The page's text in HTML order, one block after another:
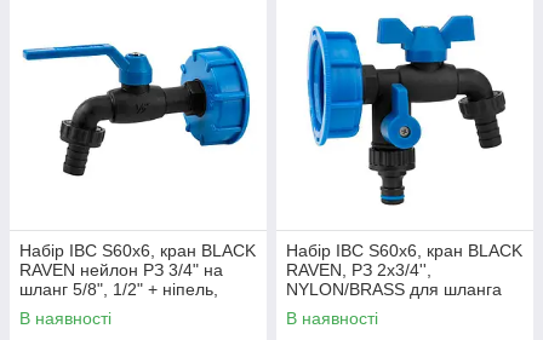
Набір IBC S60x6, кран BLACK
RAVEN нейлон РЗ 3/4" на
шланг 5/8", 1/2" + ніпель,
IBCS60-GTBR01234NN
В наявності
Набір IBC S60x6, кран BLACK
RAVEN, РЗ 2x3/4'',
NYLON/BRASS для шланга
5/8", 1/2", ніпель, IBCS60-
GTBR123434NB1
В наявності